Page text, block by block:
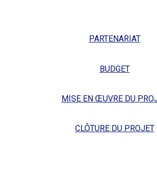
PARTENARIAT
BUDGET
MISE EN ŒUVRE DU
CLÔTURE DU PROJET